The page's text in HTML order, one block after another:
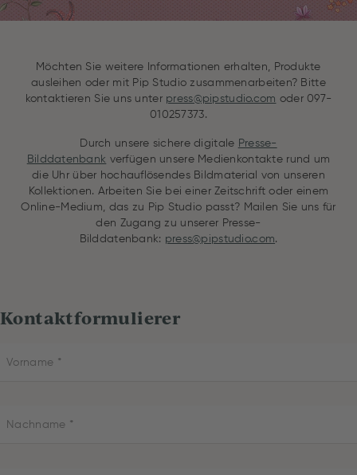
Möchten Sie weitere Informationen erhalten, Produkte
ausleihen oder mit Pip Studio zusammenarbeiten? Bitte
kontaktieren Sie uns unter press@pipstudio.com oder 097-
010257373.
Durch unsere sichere digitale Presse-
Bilddatenbank verfügen unsere Medienkontakte rund um
die Uhr über hochauflösendes Bildmaterial von unseren
Kollektionen. Arbeiten Sie bei einer Zeitschrift oder einem
Online-Medium, das zu Pip Studio passt? Mailen Sie uns für
den Zugang zu unserer Presse-
Bilddatenbank: press@pipstudio.com.
Kontaktformulierer
Vorname
Nachname